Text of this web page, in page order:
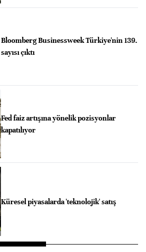
Bloomberg Businessweek Türkiye'nin 139.
sayısı çıktı
Fed faiz artışına yönelik pozisyonlar
kapatılıyor
Küresel piyasalarda 'teknolojik' satış